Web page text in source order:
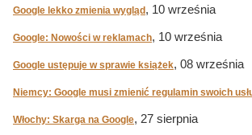
Google lekko zmienia wygląd , 10 września
Google: Nowości w reklamach, 10 września
Google ustępuje w sprawie książek, 08 września
Niemcy: Google musi zmienić regulamin swoich
Włochy: Skarga na Google, 27 sierpnia